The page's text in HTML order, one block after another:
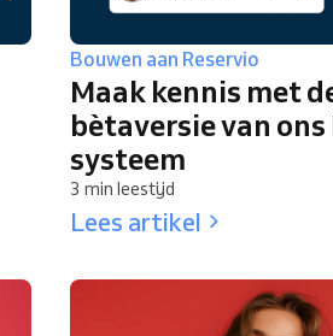
Bouwen aan Reservio
Maak kennis met
bètaversie van ons
systeem
3 min leestijd
Lees artikel